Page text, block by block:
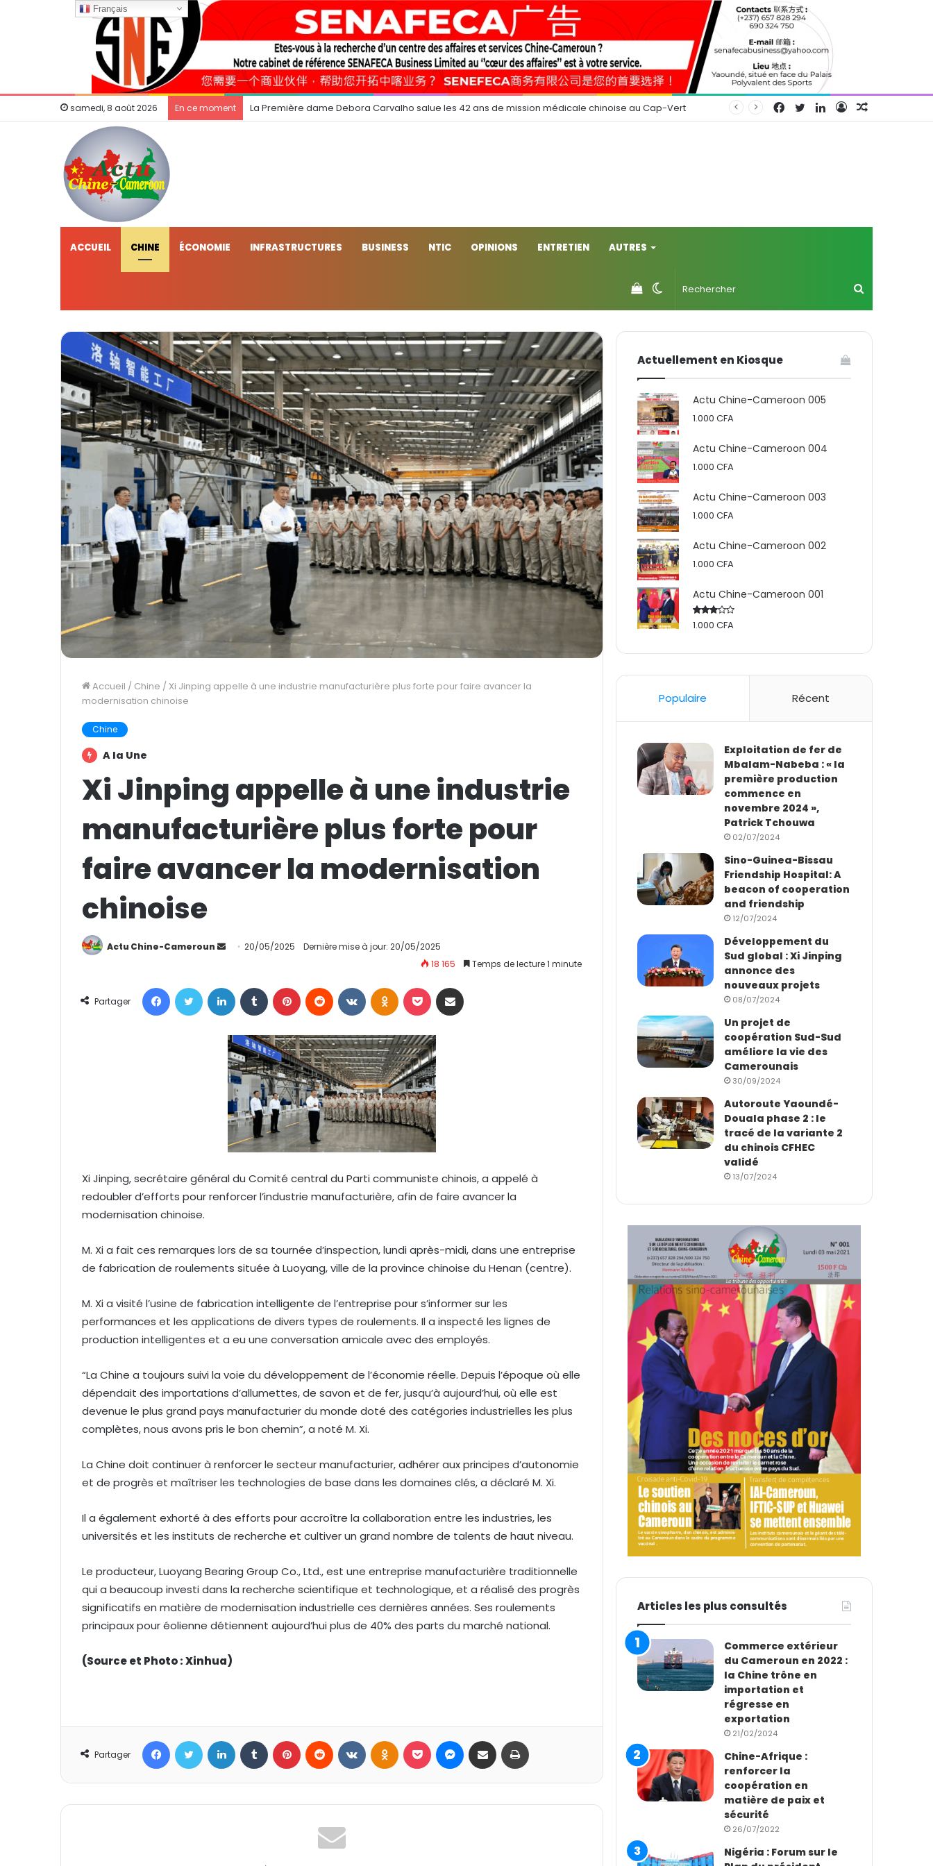
samedi, 8 août 2026 En ce moment La Première dame Debora Carvalho salue les 42 ans de mission médicale chinoise au Cap-Vert Connexion
Linkedin
Twitter
Facebook
ACCUEIL CHINE ÉCONOMIE INFRASTRUCTURES BUSINESS NTIC OPINIONS ENTRETIEN AUTRES
Switch
skin
Voir
votre
Accueil / Chine / Xi Jinping appelle à une industrie manufacturière plus forte pour faire avancer la
modernisation chinoise
Chine
A la Une
Xi Jinping appelle à une industrie
manufacturière plus forte pour
faire avancer la modernisation
chinoise
Actu Chine-Cameroun
y
r
u
n
o
u
r
i
e
20/05/2025
Dernière mise à jour: 20/05/2025
18 165
Temps de lecture 1 minute
Partager
Xi Jinping, secrétaire général du Comité central du Parti communiste chinois, a appelé à
redoubler d’efforts pour renforcer l’industrie manufacturière, afin de faire avancer la
modernisation chinoise.
M. Xi a fait ces remarques lors de sa tournée d’inspection, lundi après-midi, dans une entreprise
de fabrication de roulements située à Luoyang, ville de la province chinoise du Henan (centre).
M. Xi a visité l’usine de fabrication intelligente de l’entreprise pour s’informer sur les
performances et les applications de divers types de roulements. Il a inspecté les lignes de
production intelligentes et a eu une conversation amicale avec des employés.
“La Chine a toujours suivi la voie du développement de l’économie réelle. Depuis l’époque où elle
dépendait des importations d’allumettes, de savon et de fer, jusqu’à aujourd’hui, où elle est
devenue le plus grand pays manufacturier du monde doté des catégories industrielles les plus
complètes, nous avons pris le bon chemin”, a noté M. Xi.
La Chine doit continuer à renforcer le secteur manufacturier, adhérer aux principes d’autonomie
et de progrès et maîtriser les technologies de base dans les domaines clés, a déclaré M. Xi.
Il a également exhorté à des efforts pour accroître la collaboration entre les industries, les
universités et les instituts de recherche et cultiver un grand nombre de talents de haut niveau.
Le producteur, Luoyang Bearing Group Co., Ltd., est une entreprise manufacturière traditionnelle
qui a beaucoup investi dans la recherche scientifique et technologique, et a réalisé des progrès
significatifs en matière de modernisation industrielle ces dernières années. Ses roulements
principaux pour éolienne détiennent aujourd’hui plus de 40% des parts du marché national.
(Source et Photo : Xinhua)
Partager
Actuellement en Kiosque
Actu Chine-Cameroon 005
1.000CFA
Actu Chine-Cameroon 004
1.000CFA
Actu Chine-Cameroon 003
1.000CFA
Actu Chine-Cameroon 002
1.000CFA
Actu Chine-Cameroon 001
Rated
1.000CFA
Populaire Récent
Exploitation de fer de
Mbalam-Nabeba : « la
première production
commence en
novembre 2024 »,
Patrick Tchouwa
02/07/2024
Sino-Guinea-Bissau
Friendship Hospital: A
beacon of cooperation
and friendship
12/07/2024
Développement du
Sud global : Xi Jinping
annonce des
nouveaux projets
08/07/2024
Un projet de
coopération Sud-Sud
améliore la vie des
Camerounais
30/09/2024
Autoroute Yaoundé-
Douala phase 2 : le
tracé de la variante 2
du chinois CFHEC
validé
13/07/2024
Articles les plus consultés
Commerce extérieur
du Cameroun en 2022 :
la Chine trône en
importation et
régresse en
exportation
21/02/2024
Chine-Afrique :
renforcer la
coopération en
matière de paix et
sécurité
26/07/2022
Nigéria : Forum sur le
Français